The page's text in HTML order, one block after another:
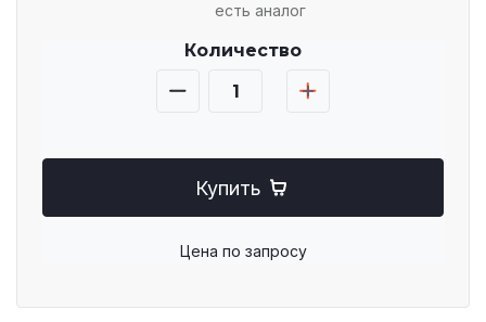
есть аналог
Количество
Купить
Цена по запросу